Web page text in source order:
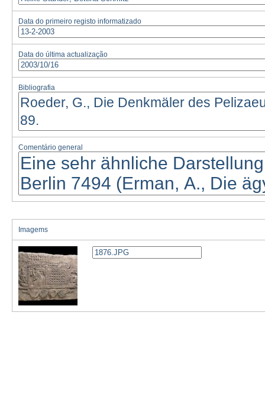
Data do primeiro registo informatizado
Data do última actualização
Bibliografia
Comentário general
Imagems